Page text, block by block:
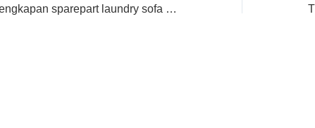
perlengkapan sparepart laundry sofa busa di Banjar